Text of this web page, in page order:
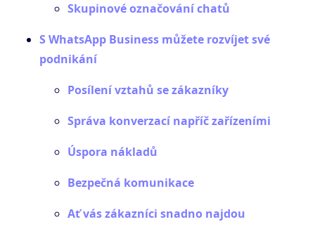
Skupinové označování chatů
S WhatsApp Business můžete rozvíjet své
podnikání
Posílení vztahů se zákazníky
Správa konverzací napříč zařízeními
Úspora nákladů
Bezpečná komunikace
Ať vás zákazníci snadno najdou